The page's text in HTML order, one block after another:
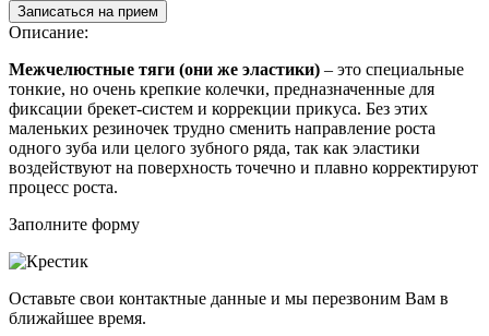
Записаться на прием
Описание:
Межчелюстные тяги (они же эластики) – это специальные
тонкие, но очень крепкие колечки, предназначенные для
фиксации брекет-систем и коррекции прикуса. Без этих
маленьких резиночек трудно сменить направление роста
одного зуба или целого зубного ряда, так как эластики
воздействуют на поверхность точечно и плавно корректируют
процесс роста.
Заполните форму
Оставьте свои контактные данные и мы перезвоним Вам в
ближайшее время.